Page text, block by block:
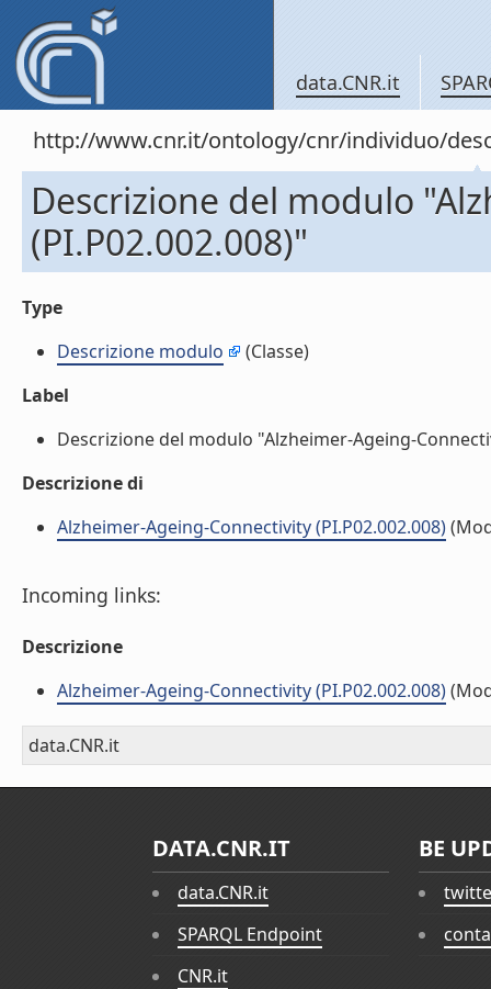
data.CNR.it
http://www.cnr.it/ontology/cnr/individuo/
Descrizione del modulo
(PI.P02.002.008)"
Type
Descrizione modulo
(Classe)
Label
Descrizione del modulo "Alzheimer-Ageing-
Descrizione di
Alzheimer-Ageing-Connectivity (PI.P02.002.008)
Incoming links:
Descrizione
Alzheimer-Ageing-Connectivity (PI.P02.002.008)
data.CNR.it
DATA.CNR.IT
data.CNR.it
SPARQL Endpoint
CNR.it
BE